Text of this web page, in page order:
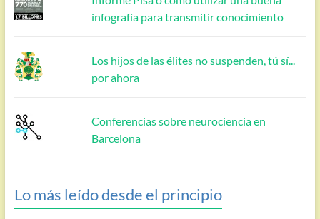
infografía para transmitir conocimiento
Los hijos de las élites no suspenden, tú sí...
por ahora
Conferencias sobre neurociencia en
Barcelona
Lo más leído desde el principio